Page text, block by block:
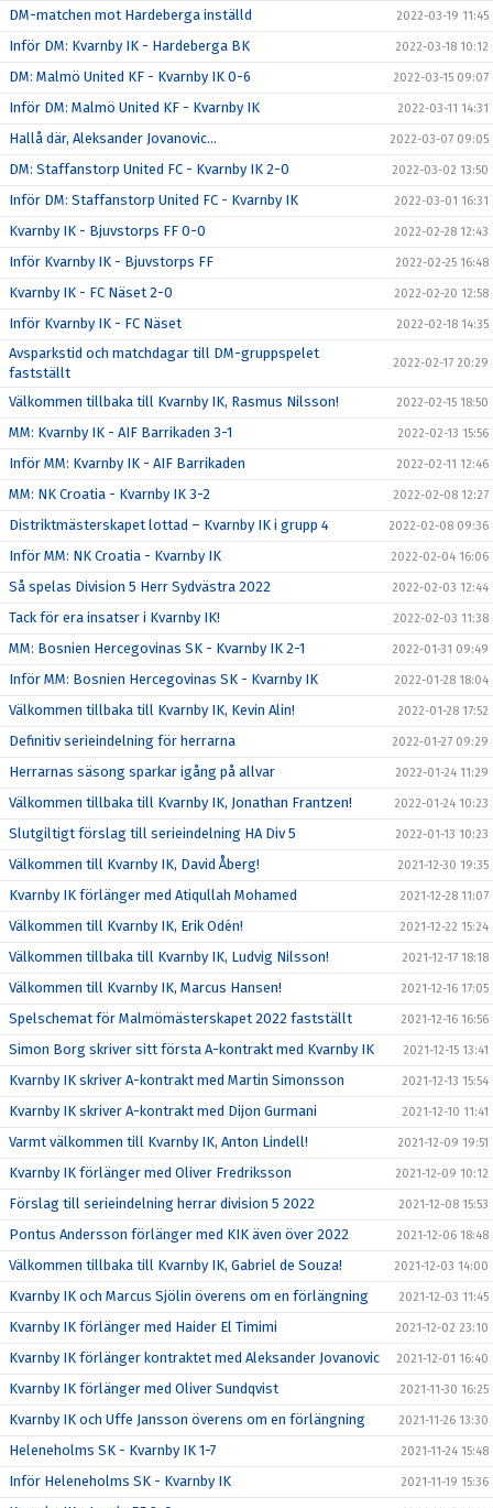
DM-matchen mot Hardeberga inställd 2022-03-19 11:45
Inför DM: Kvarnby IK - Hardeberga BK 2022-03-18 10:12
DM: Malmö United KF - Kvarnby IK 0-6 2022-03-15 09:07
Inför DM: Malmö United KF - Kvarnby IK 2022-03-11 14:31
Hallå där, Aleksander Jovanovic... 2022-03-07 09:05
DM: Staffanstorp United FC - Kvarnby IK 2-0 2022-03-02 13:50
Inför DM: Staffanstorp United FC - Kvarnby IK 2022-03-01 16:31
Kvarnby IK - Bjuvstorps FF 0-0 2022-02-28 12:43
Inför Kvarnby IK - Bjuvstorps FF 2022-02-25 16:48
Kvarnby IK - FC Näset 2-0 2022-02-20 12:58
Inför Kvarnby IK - FC Näset 2022-02-18 14:35
Avsparkstid och matchdagar till DM-gruppspelet
fastställt
2022-02-17 20:29
Välkommen tillbaka till Kvarnby IK, Rasmus Nilsson! 2022-02-15 18:50
MM: Kvarnby IK - AIF Barrikaden 3-1 2022-02-13 15:56
Inför MM: Kvarnby IK - AIF Barrikaden 2022-02-11 12:46
MM: NK Croatia - Kvarnby IK 3-2 2022-02-08 12:27
Distriktmästerskapet lottad – Kvarnby IK i grupp 4 2022-02-08 09:36
Inför MM: NK Croatia - Kvarnby IK 2022-02-04 16:06
Så spelas Division 5 Herr Sydvästra 2022 2022-02-03 12:44
Tack för era insatser i Kvarnby IK! 2022-02-03 11:38
MM: Bosnien Hercegovinas SK - Kvarnby IK 2-1 2022-01-31 09:49
Inför MM: Bosnien Hercegovinas SK - Kvarnby IK 2022-01-28 18:04
Välkommen tillbaka till Kvarnby IK, Kevin Alin! 2022-01-28 17:52
Definitiv serieindelning för herrarna 2022-01-27 09:29
Herrarnas säsong sparkar igång på allvar 2022-01-24 11:29
Välkommen tillbaka till Kvarnby IK, Jonathan Frantzen! 2022-01-24 10:23
Slutgiltigt förslag till serieindelning HA Div 5 2022-01-13 10:23
Välkommen till Kvarnby IK, David Åberg! 2021-12-30 19:35
Kvarnby IK förlänger med Atiqullah Mohamed 2021-12-28 11:07
Välkommen till Kvarnby IK, Erik Odén! 2021-12-22 15:24
Välkommen tillbaka till Kvarnby IK, Ludvig Nilsson! 2021-12-17 18:18
Välkommen till Kvarnby IK, Marcus Hansen! 2021-12-16 17:05
Spelschemat för Malmömästerskapet 2022 fastställt 2021-12-16 16:56
Simon Borg skriver sitt första A-kontrakt med Kvarnby IK 2021-12-15 13:41
Kvarnby IK skriver A-kontrakt med Martin Simonsson 2021-12-13 15:54
Kvarnby IK skriver A-kontrakt med Dijon Gurmani 2021-12-10 11:41
Varmt välkommen till Kvarnby IK, Anton Lindell! 2021-12-09 19:51
Kvarnby IK förlänger med Oliver Fredriksson 2021-12-09 10:12
Förslag till serieindelning herrar division 5 2022 2021-12-08 15:53
Pontus Andersson förlänger med KIK även över 2022 2021-12-06 18:48
Välkommen tillbaka till Kvarnby IK, Gabriel de Souza! 2021-12-03 14:00
Kvarnby IK och Marcus Sjölin överens om en förlängning 2021-12-03 11:45
Kvarnby IK förlänger med Haider El Timimi 2021-12-02 23:10
Kvarnby IK förlänger kontraktet med Aleksander Jovanovic 2021-12-01 16:40
Kvarnby IK förlänger med Oliver Sundqvist 2021-11-30 16:25
Kvarnby IK och Uffe Jansson överens om en förlängning 2021-11-26 13:30
Heleneholms SK - Kvarnby IK 1-7 2021-11-24 15:48
Inför Heleneholms SK - Kvarnby IK 2021-11-19 15:36